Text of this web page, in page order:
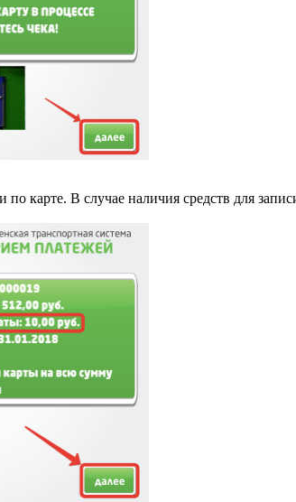
карте. В случае наличия средств для